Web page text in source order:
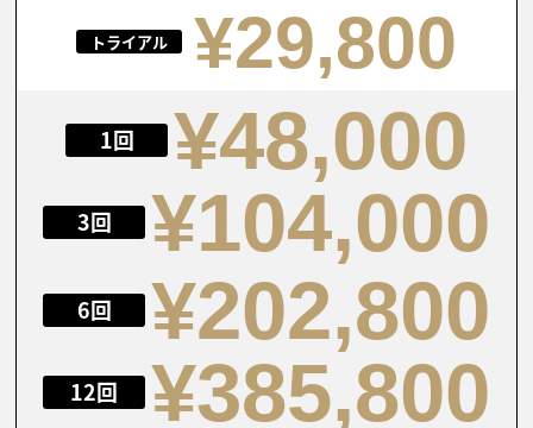
トライアル ¥29,800
1回 ¥48,000
3回 ¥104,000
6回 ¥202,800
12回 ¥385,800